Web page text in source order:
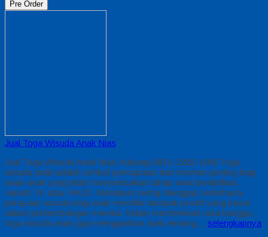
Pre Order
Jual Toga Wisuda Anak Nias
Jual Toga Wisuda Anak Nias Hubungi 0812-2282-1060 Toga
wisuda anak adalah simbol pencapaian dan momen penting bagi
anak-anak yang telah menyelesaikan tahap awal pendidikan,
seperti TK atau PAUD. Meskipun sering dianggap sederhana,
perayaan wisuda bagi anak memiliki dampak positif yang besar
dalam perkembangan mereka. Selain memberikan rasa bangga,
toga wisuda anak juga mengajarkan anak tentang… selengkapnya